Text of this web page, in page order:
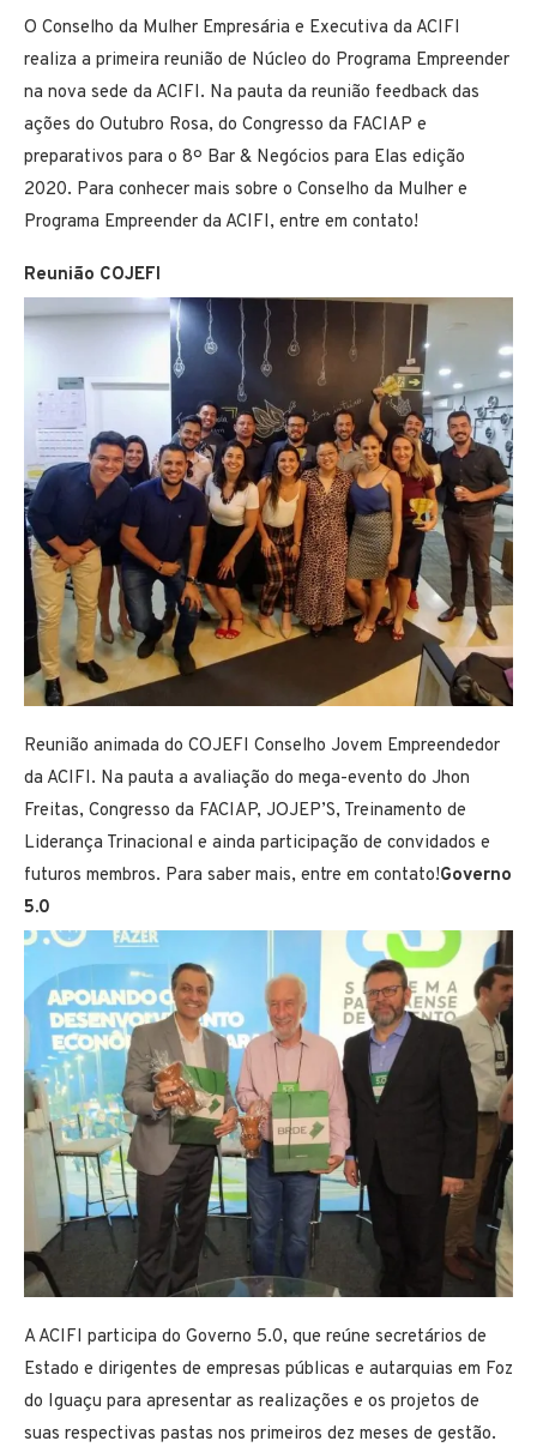
O Conselho da Mulher Empresária e Executiva da ACIFI
realiza a primeira reunião de Núcleo do Programa Empreender
na nova sede da ACIFI. Na pauta da reunião feedback das
ações do Outubro Rosa, do Congresso da FACIAP e
preparativos para o 8º Bar & Negócios para Elas edição
2020. Para conhecer mais sobre o Conselho da Mulher e
Programa Empreender da ACIFI, entre em contato!
Reunião COJEFI
Reunião animada do COJEFI Conselho Jovem Empreendedor
da ACIFI. Na pauta a avaliação do mega-evento do Jhon
Freitas, Congresso da FACIAP, JOJEP’S, Treinamento de
Liderança Trinacional e ainda participação de convidados e
futuros membros. Para saber mais, entre em contato!Governo
5.0
A ACIFI participa do Governo 5.0, que reúne secretários de
Estado e dirigentes de empresas públicas e autarquias em Foz
do Iguaçu para apresentar as realizações e os projetos de
suas respectivas pastas nos primeiros dez meses de gestão.